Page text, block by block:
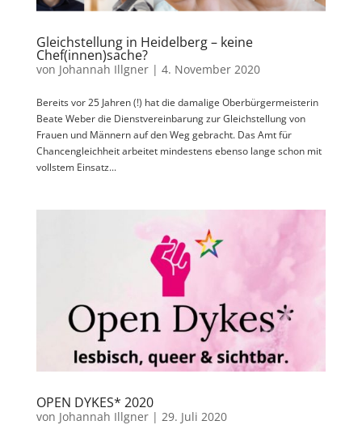
Gleichstellung in Heidelberg – keine
Chef(innen)sache?
von Johannah Illgner| 4. November 2020
Bereits vor 25 Jahren (!) hat die damalige Oberbürgermeisterin
Beate Weber die Dienstvereinbarung zur Gleichstellung von
Frauen und Männern auf den Weg gebracht. Das Amt für
Chancengleichheit arbeitet mindestens ebenso lange schon mit
vollstem Einsatz...
OPEN DYKES* 2020
von Johannah Illgner| 29. Juli 2020